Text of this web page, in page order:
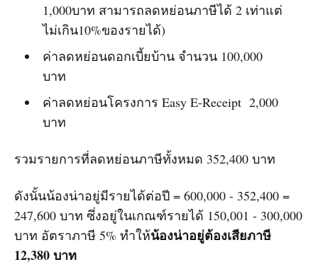
1,000บาท สามารถลดหย่อนภาษีได้ 2 เท่าแต่
ไม่เกิน10%ของรายได้)
ค่าลดหย่อนดอกเบี้ยบ้าน จำนวน 100,000
บาท
ค่าลดหย่อนโครงการ Easy E-Receipt 2,000
บาท
รวมรายการที่ลดหย่อนภาษีทั้งหมด 352,400 บาท
ดังนั้นน้องน่าอยู่มีรายได้ต่อปี = 600,000 - 352,400 =
247,600 บาท ซึ่งอยู่ในเกณฑ์รายได้ 150,001 - 300,000
บาท อัตราภาษี 5% ทำให้น้องน่าอยู่ต้องเสียภาษี
12,380 บาท